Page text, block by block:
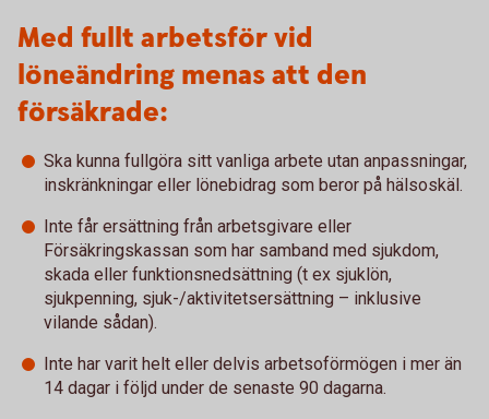
Med fullt arbetsför vid
löneändring menas att den
försäkrade:
Ska kunna fullgöra sitt vanliga arbete utan anpassningar,
inskränkningar eller lönebidrag som beror på hälsoskäl.
Inte får ersättning från arbetsgivare eller
Försäkringskassan som har samband med sjukdom,
skada eller funktionsnedsättning (t ex sjuklön,
sjukpenning, sjuk-/aktivitetsersättning – inklusive
vilande sådan).
Inte har varit helt eller delvis arbetsoförmögen i mer än
14 dagar i följd under de senaste 90 dagarna.